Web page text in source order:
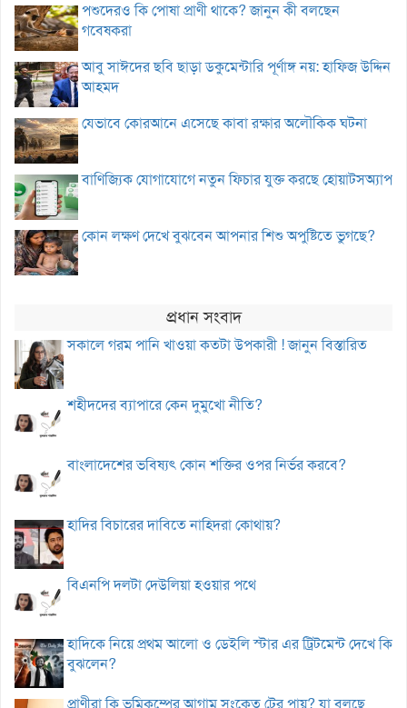
পশুদেরও কি পোষা প্রাণী থাকে? জানুন কী বলছেন
গবেষকরা
আবু সাঈদের ছবি ছাড়া ডকুমেন্টারি পূর্ণাঙ্গ নয়: হাফিজ উদ্দিন
আহমদ
যেভাবে কোরআনে এসেছে কাবা রক্ষার অলৌকিক ঘটনা
বাণিজ্যিক যোগাযোগে নতুন ফিচার যুক্ত করছে হোয়াটসঅ্যাপ
কোন লক্ষণ দেখে বুঝবেন আপনার শিশু অপুষ্টিতে ভুগছে?
প্রধান সংবাদ
সকালে গরম পানি খাওয়া কতটা উপকারী ! জানুন বিস্তারিত
শহীদদের ব্যাপারে কেন দুমুখো নীতি?
বাংলাদেশের ভবিষ্যৎ কোন শক্তির ওপর নির্ভর করবে?
হাদির বিচারের দাবিতে নাহিদরা কোথায়?
বিএনপি দলটা দেউলিয়া হওয়ার পথে
হাদিকে নিয়ে প্রথম আলো ও ডেইলি স্টার এর ট্রিটমেন্ট দেখে কি
বুঝলেন?
প্রাণীরা কি ভূমিকম্পের আগাম সংকেত টের পায়? যা বলছে